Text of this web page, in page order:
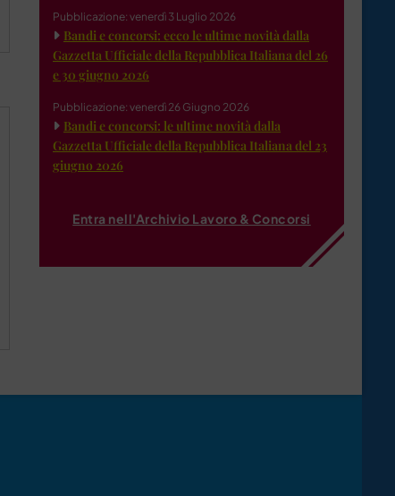
Pubblicazione: venerdì 3 Luglio 2026
Bandi e concorsi: ecco le ultime novità dalla
Gazzetta Ufficiale della Repubblica Italiana del 26
e 30 giugno 2026
Pubblicazione: venerdì 26 Giugno 2026
Bandi e concorsi: le ultime novità dalla
Gazzetta Ufficiale della Repubblica Italiana del 23
giugno 2026
Entra nell'Archivio Lavoro & Concorsi